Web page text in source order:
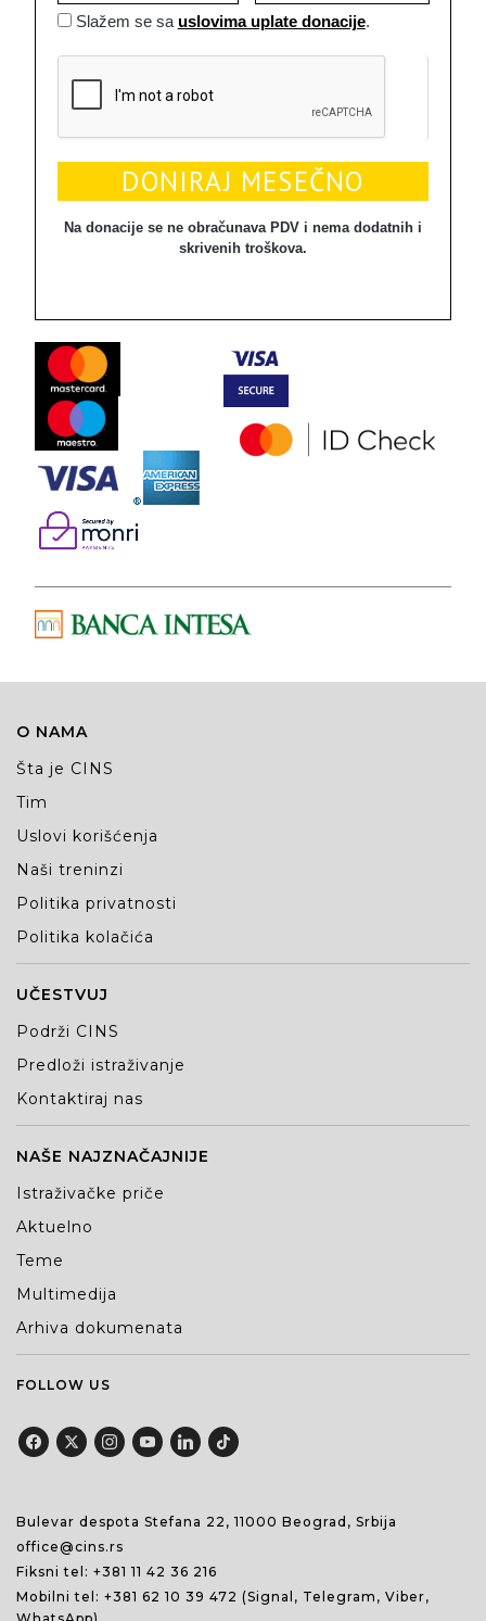
Slažem se sa uslovima uplate donacije.
Na donacije se ne obračunava PDV i nema dodatnih i
skrivenih troškova.
O NAMA
Šta je CINS
Tim
Uslovi korišćenja
Naši treninzi
Politika privatnosti
Politika kolačića
UČESTVUJ
Podrži CINS
Predloži istraživanje
Kontaktiraj nas
NAŠE NAJZNAČAJNIJE
Istraživačke priče
Aktuelno
Teme
Multimedija
Arhiva dokumenata
FOLLOW US
Bulevar despota Stefana 22, 11000 Beograd, Srbija
office@cins.rs
Fiksni tel: +381 11 42 36 216
Mobilni tel: +381 62 10 39 472 (Signal, Telegram, Viber,